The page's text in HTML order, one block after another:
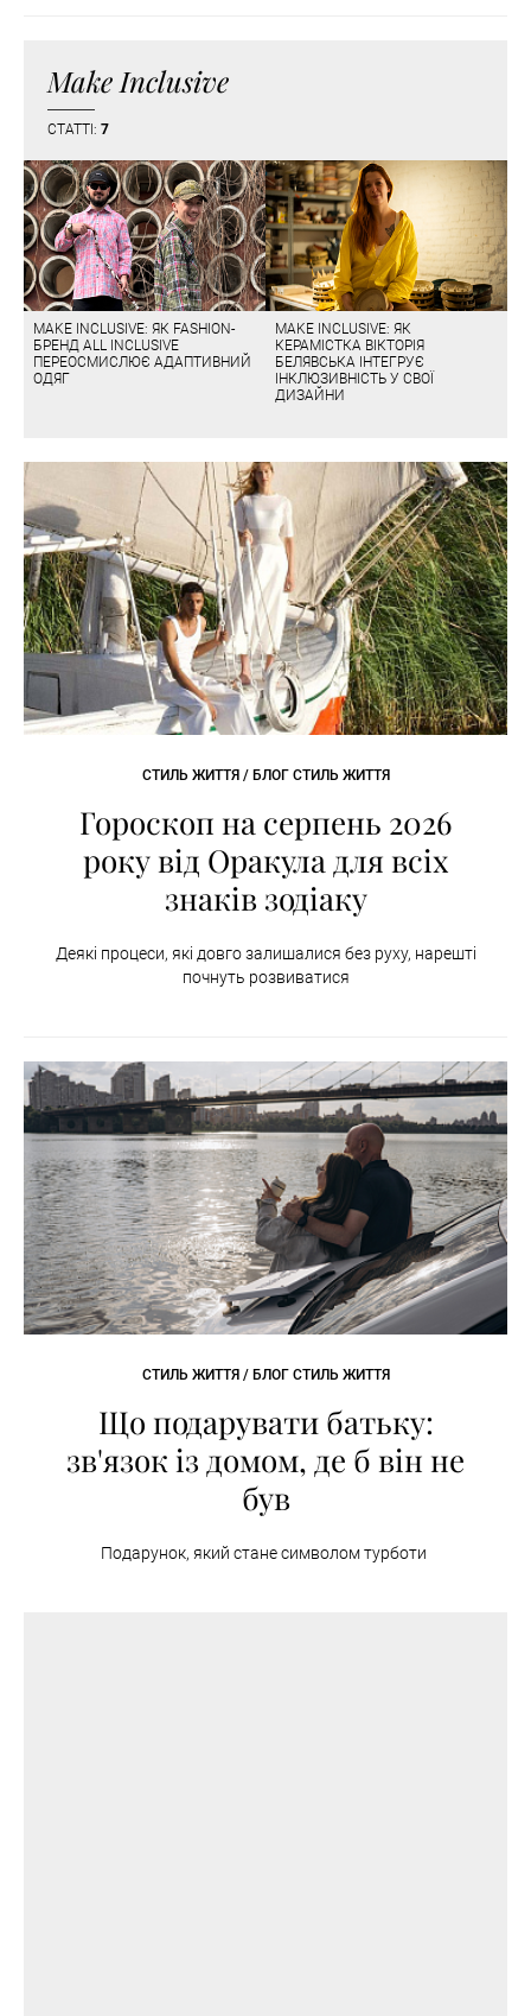
Make Inclusive
СТАТТІ: 7
MAKE INCLUSIVE: ЯК FASHION-
БРЕНД ALL INCLUSIVE
ПЕРЕОСМИСЛЮЄ АДАПТИВНИЙ
ОДЯГ
MAKE INCLUSIVE: ЯК
КЕРАМІСТКА ВІКТОРІЯ
БЕЛЯВСЬКА ІНТЕГРУЄ
ІНКЛЮЗИВНІСТЬ У СВОЇ
ДИЗАЙНИ
СТИЛЬ ЖИТТЯ / БЛОГ СТИЛЬ ЖИТТЯ
Гороскоп на серпень 2026
року від Оракула для всіх
знаків зодіаку
Деякі процеси, які довго залишалися без руху, нарешті
почнуть розвиватися
СТИЛЬ ЖИТТЯ / БЛОГ СТИЛЬ ЖИТТЯ
Що подарувати батьку:
зв'язок із домом, де б він не
був
Подарунок, який стане символом турботи